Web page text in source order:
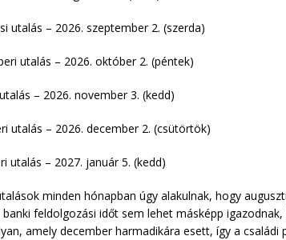
utalás – 2026. szeptember 2. (szerda)
utalás – 2026. október 2. (péntek)
– 2026. november 3. (kedd)
utalás – 2026. december 2. (csütörtök)
utalás – 2027. január 5. (kedd)
minden hónapban úgy alakulnak, hogy
feldolgozási időt sem lehet másképp
amely december harmadikára esett, így a családi